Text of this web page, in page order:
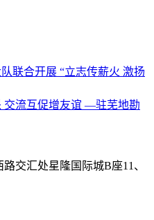
联合开展 “立志传薪火 激扬
交流互促增友谊 —驻芜地勘
交汇处星隆国际城B座11、